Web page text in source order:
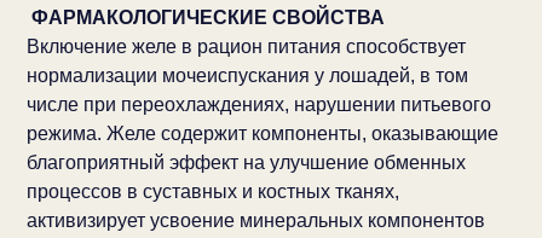
ФАРМАКОЛОГИЧЕСКИЕ СВОЙСТВА
Включение желе в рацион питания способствует
нормализации мочеиспускания у лошадей, в том
числе при переохлаждениях, нарушении питьевого
режима. Желе содержит компоненты, оказывающие
благоприятный эффект на улучшение обменных
процессов в суставных и костных тканях,
активизирует усвоение минеральных компонентов